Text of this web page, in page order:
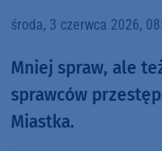
środa, 3 czerwca 2026,
Mniej spraw, ale
sprawców
Miastka.